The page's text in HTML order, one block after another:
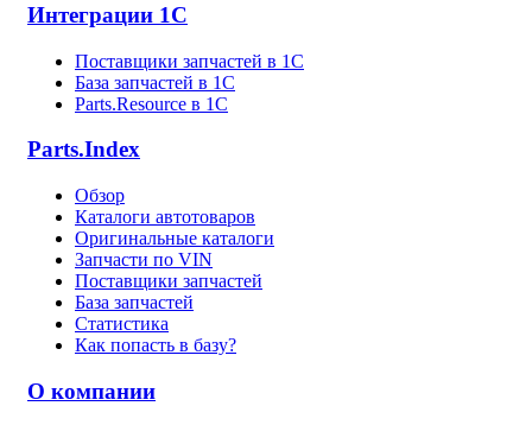
Интеграции 1С
Поставщики запчастей в 1C
База запчастей в 1С
Parts.Resource в 1C
Parts.Index
Обзор
Каталоги автотоваров
Оригинальные каталоги
Запчасти по VIN
Поставщики запчастей
База запчастей
Статистика
Как попасть в базу?
О компании